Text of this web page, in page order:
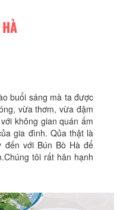
buổi sáng mà ta được
vừa thơm, vừa đậm
không gian quán ấm
gia đình. Qủa thật là
đến với Bún Bò Hà để
tôi rất hân hạnh